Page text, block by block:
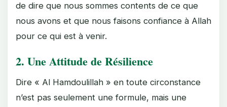
de dire que nous sommes contents de ce que
nous avons et que nous faisons confiance à Allah
pour ce qui est à venir.
2. Une Attitude de Résilience
Dire « Al Hamdoulillah » en toute circonstance
n’est pas seulement une formule, mais une